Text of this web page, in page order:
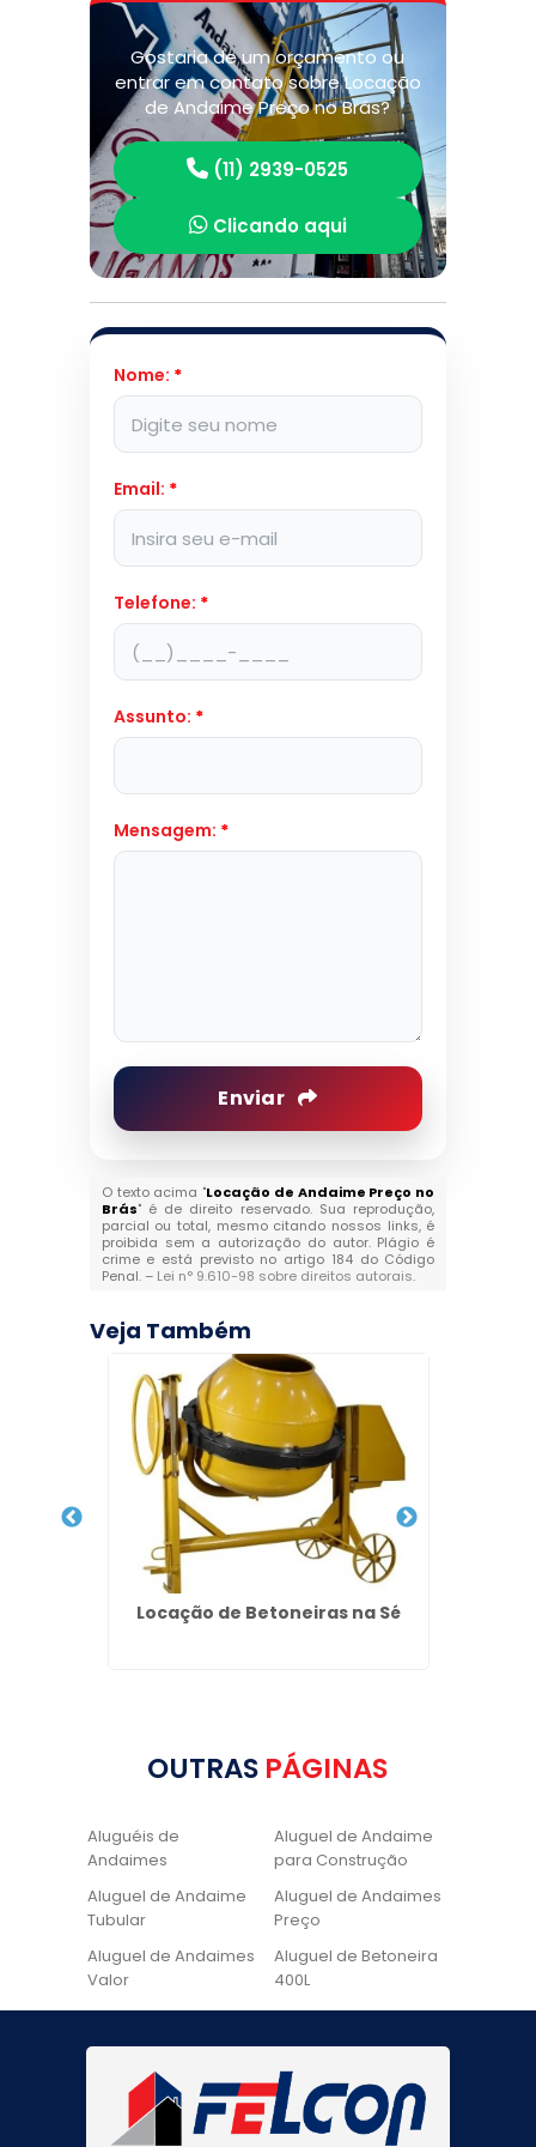
Gostaria de um orçamento ou
entrar em contato sobre Locação
de Andaime Preço no Brás?
(11) 2939-0525
Clicando aqui
Nome: *
Email: *
Telefone: *
Assunto: *
Mensagem: *
Enviar
O texto acima "Locação de Andaime Preço no
Brás" é de direito reservado. Sua reprodução,
parcial ou total, mesmo citando nossos links, é
proibida sem a autorização do autor. Plágio é
crime e está previsto no artigo 184 do Código
Penal. – Lei n° 9.610-98 sobre direitos autorais.
Veja Também
Locação de Betoneiras na Sé
OUTRAS PÁGINAS
Aluguéis de
Andaimes
Aluguel de Andaime
para Construção
Aluguel de Andaime
Tubular
Aluguel de Andaimes
Preço
Aluguel de Andaimes
Valor
Aluguel de Betoneira
400L
Aluguel de Betoneira
Cadeira de Pintura
Locação de Andaime
Preço
Locação de Andaime
Tubular
Locação de Andaime
Locação de